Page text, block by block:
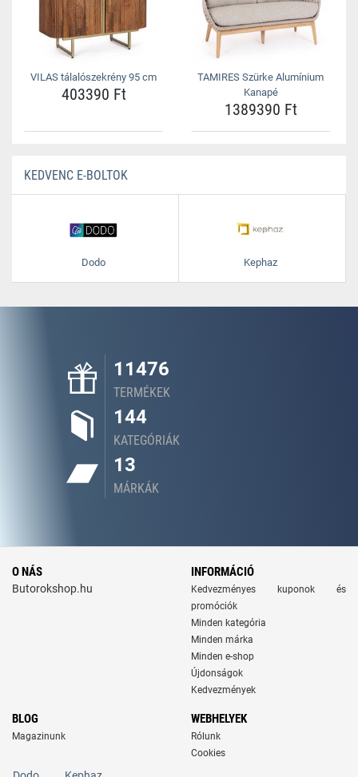
VILAS tálalószekrény 95 cm
403390 Ft
TAMIRES Szürke Alumínium
Kanapé
1389390 Ft
KEDVENC E-BOLTOK
Dodo Kephaz
11476
TERMÉKEK
144
KATEGÓRIÁK
13
MÁRKÁK
O NÁS
Butorokshop.hu
INFORMÁCIÓ
Kedvezményes kuponok és
promóciók
Minden kategória
Minden márka
Minden e-shop
Újdonságok
Kedvezmények
BLOG
Magazinunk
WEBHELYEK
Rólunk
Cookies